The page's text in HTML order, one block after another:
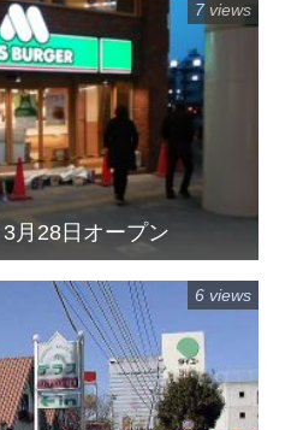
月28日オープン
7 views
6 views